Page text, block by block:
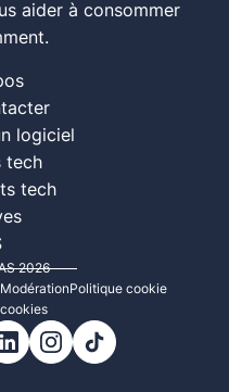
aider à consommer
logiciel
tech
tech
2026
ModérationPolitique cookie